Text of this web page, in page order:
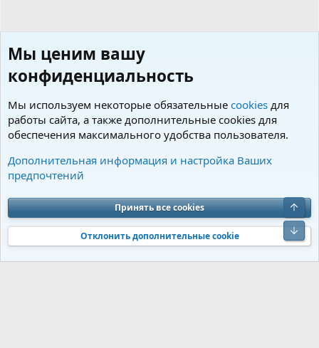
Пользователи
Cookies Charm by DCom
Обратная связь
Условия и правила
Политика конфиденциальности
Помощь
S
S
Community platform by XenForo® © 2010-2026 XenForo Ltd. Перевод от
Jumuro®|Media embeds via s9e/MediaSites
Мы ценим вашу
конфиденциальность
Мы используем некоторые обязательные cookies для
работы сайта, а также дополнительные cookies для
обеспечения максимального удобства пользователя.
Дополнительная информация и настройка Ваших
предпочтений
Принять все cookies
Отклонить дополнительные cookie
Верх
Низ